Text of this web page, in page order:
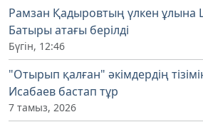
Рамзан Қадыровтың үлкен
Батыры атағы берілді
Бүгін, 12:46
"Отырып қалған" әкімдердің
Исабаев бастап тұр
7 тамыз, 2026